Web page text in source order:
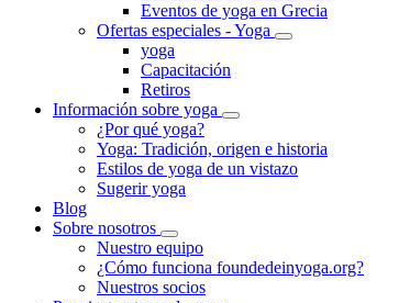
Eventos de yoga en Grecia
Ofertas especiales - Yoga
yoga
Capacitación
Retiros
Información sobre yoga
¿Por qué yoga?
Yoga: Tradición, origen e historia
Estilos de yoga de un vistazo
Sugerir yoga
Blog
Sobre nosotros
Nuestro equipo
¿Cómo funciona foundedeinyoga.org?
Nuestros socios